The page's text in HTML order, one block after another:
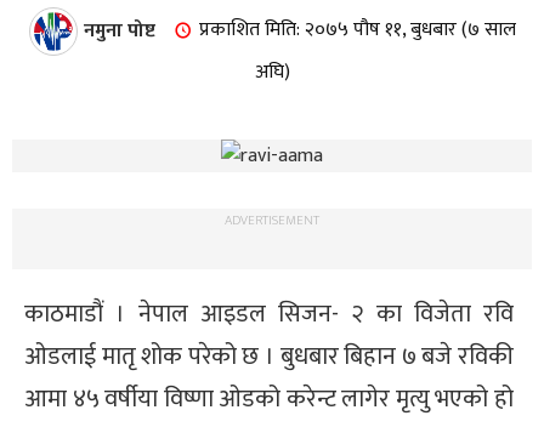
नमुना पोष्ट
प्रकाशित मिति: २०७५ पौष ११, बुधबार (७ साल
अघि)
ADVERTISEMENT
काठमाडौं । नेपाल आइडल सिजन- २ का विजेता रवि
ओडलाई मातृ शोक परेको छ । बुधबार बिहान ७ बजे रविकी
आमा ४५ वर्षीया विष्णा ओडको करेन्ट लागेर मृत्यु भएको हो